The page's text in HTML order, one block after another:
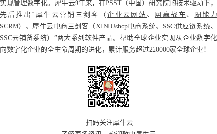
实现管理数字化。犀牛云9年来，在PSST（中国）研究院的技术驱动下，
先后推出“犀牛云营销三剑客（企业云网站 、 网赢战车 、
圈能力
SCRM）、犀牛云电商三剑客（XINIUshop电商系统、SSC供应链系统、
SSC云铺货系统）”两大系列软件产品。帮助全球企业实现从企业数字化
向数字化企业的全生命周期的进化，累计服务超过220000家全球企业！
扫码关注犀牛云